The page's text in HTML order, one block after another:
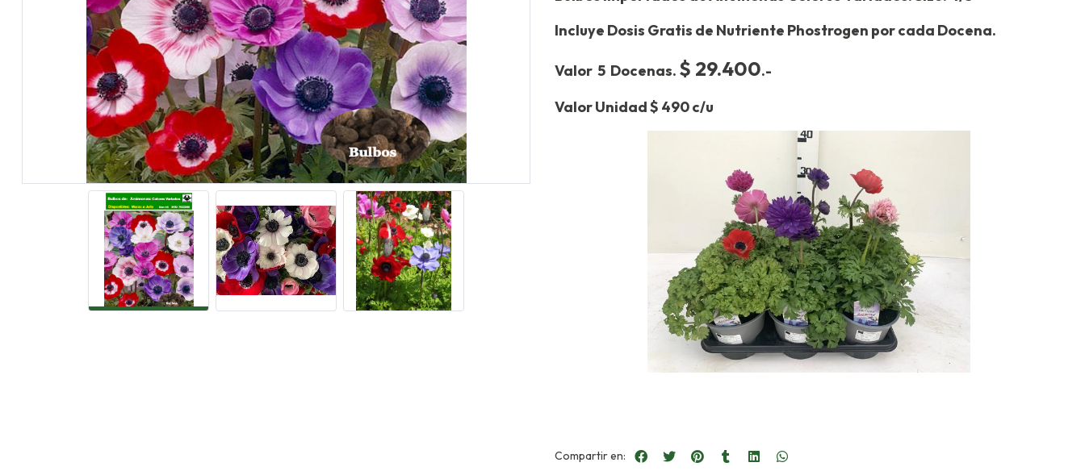
Incluye Dosis Gratis de Nutriente Phostrogen por cada Docena.
Valor 5 Docenas. $ 29.400.-
Valor Unidad $ 490 c/u
Compartir en: